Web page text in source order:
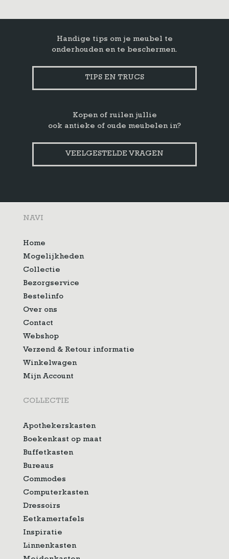
Handige tips om je meubel te
onderhouden en te beschermen.
TIPS EN TRUCS
Kopen of ruilen jullie
ook antieke of oude meubelen in?
VEELGESTELDE VRAGEN
NAVI
Home
Mogelijkheden
Collectie
Bezorgservice
Bestelinfo
Over ons
Contact
Webshop
Verzend & Retour informatie
Winkelwagen
Mijn Account
COLLECTIE
Apothekerskasten
Boekenkast op maat
Buffetkasten
Bureaus
Commodes
Computerkasten
Dressoirs
Eetkamertafels
Inspiratie
Linnenkasten